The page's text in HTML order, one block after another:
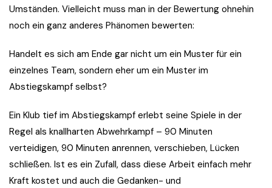
Umständen. Vielleicht muss man in der Bewertung ohnehin
noch ein ganz anderes Phänomen bewerten:
Handelt es sich am Ende gar nicht um ein Muster für ein
einzelnes Team, sondern eher um ein Muster im
Abstiegskampf selbst?
Ein Klub tief im Abstiegskampf erlebt seine Spiele in der
Regel als knallharten Abwehrkampf – 90 Minuten
verteidigen, 90 Minuten anrennen, verschieben, Lücken
schließen. Ist es ein Zufall, dass diese Arbeit einfach mehr
Kraft kostet und auch die Gedanken- und